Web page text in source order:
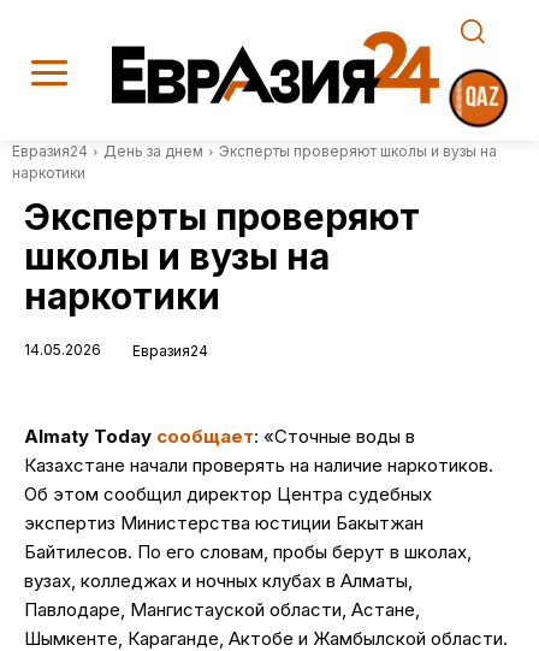
Евразия24 День за днем
Эксперты проверяют школы и вузы на
наркотики
Эксперты проверяют
школы и вузы на
наркотики
14.05.2026 Евразия24
Almaty Today сообщает: «Сточные воды в
Казахстане начали проверять на наличие наркотиков.
Об этом сообщил директор Центра судебных
экспертиз Министерства юстиции Бакытжан
Байтилесов. По его словам, пробы берут в школах,
вузах, колледжах и ночных клубах в Алматы,
Павлодаре, Мангистауской области, Астане,
Шымкенте, Караганде, Актобе и Жамбылской области.